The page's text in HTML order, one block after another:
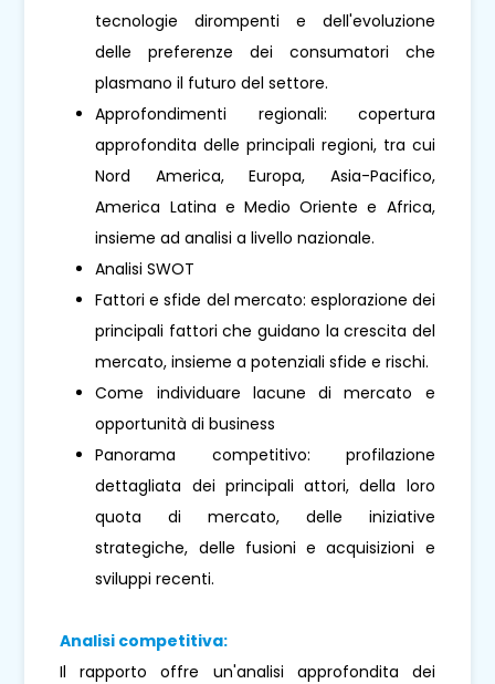
tecnologie dirompenti e dell'evoluzione
delle preferenze dei consumatori che
plasmano il futuro del settore.
Approfondimenti regionali: copertura
approfondita delle principali regioni, tra cui
Nord America, Europa, Asia-Pacifico,
America Latina e Medio Oriente e Africa,
insieme ad analisi a livello nazionale.
Analisi SWOT
Fattori e sfide del mercato: esplorazione dei
principali fattori che guidano la crescita del
mercato, insieme a potenziali sfide e rischi.
Come individuare lacune di mercato e
opportunità di business
Panorama competitivo: profilazione
dettagliata dei principali attori, della loro
quota di mercato, delle iniziative
strategiche, delle fusioni e acquisizioni e
sviluppi recenti.
Analisi competitiva:
Il rapporto offre un'analisi approfondita dei